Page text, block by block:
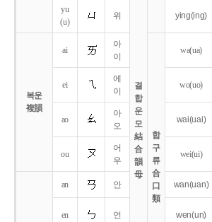
결
합
운
모
結
合
韻
母
yu
(u)
위 ying(ing)
복운
複韻
ai
아
이
합
구
류
合
口
類
wa(ua)
ei
에
이
wo(uo)
ao
아
오
wai(uai)
ou
어
우
wei(ui)
an 안 wan(uan)
en 언 wen(un)